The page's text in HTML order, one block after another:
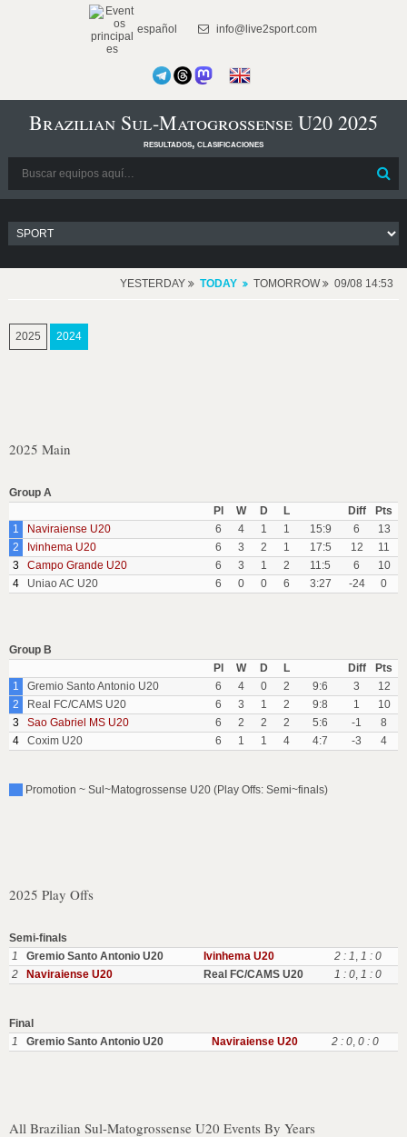
español info@live2sport.com
Brazilian Sul-Matogrossense U20 2025
resultados, clasificaciones
YESTERDAY TODAY TOMORROW 09/08 14:53
2025 2024
2025 Main
Group A
Pl
W D L Diff
Pts
1
Naviraiense U20 6 4 1 1 15:9 6
13
2
Ivinhema U20 6 3 2 1 17:5 12
11
3
Campo Grande U20 6 3 1 2 11:5 6
10
4
Uniao AC U20 6 0 0 6 3:27 -24 0
Group B
Pl
W D L Diff
Pts
1
Gremio Santo Antonio U20 6 4 0 2 9:6 3
12
2
Real FC/CAMS U20 6 3 1 2 9:8 1
10
3
Sao Gabriel MS U20 6 2 2 2 5:6 -1
8
4
Coxim U20 6 1 1 4 4:7 -3 4
Promotion ~ Sul~Matogrossense U20 (Play Offs: Semi~finals)
2025 Play Offs
Semi-finals
1
Gremio Santo Antonio U20 Ivinhema U20 2 : 1, 1 : 0
2
Naviraiense U20 Real FC/CAMS U20 1 : 0, 1 : 0
Final
1
Gremio Santo Antonio U20 Naviraiense U20 2 : 0, 0 : 0
All Brazilian Sul-Matogrossense U20 Events By Years